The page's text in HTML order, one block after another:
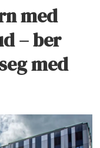
med
– ber
med